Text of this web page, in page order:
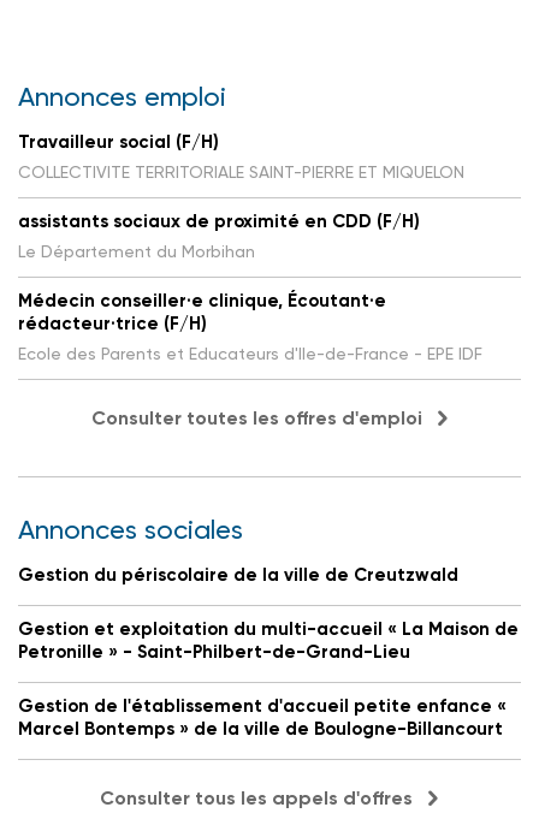
Annonces emploi
Travailleur social (F/H)
COLLECTIVITE TERRITORIALE SAINT-PIERRE ET MIQUELON
assistants sociaux de proximité en CDD (F/H)
Le Département du Morbihan
Médecin conseiller·e clinique, Écoutant·e
rédacteur·trice (F/H)
Ecole des Parents et Educateurs d'Ile-de-France - EPE IDF
Consulter toutes les offres d'emploi
Annonces sociales
Gestion du périscolaire de la ville de Creutzwald
Gestion et exploitation du multi-accueil « La Maison de
Petronille » - Saint-Philbert-de-Grand-Lieu
Gestion de l'établissement d'accueil petite enfance «
Marcel Bontemps » de la ville de Boulogne-Billancourt
Consulter tous les appels d'offres